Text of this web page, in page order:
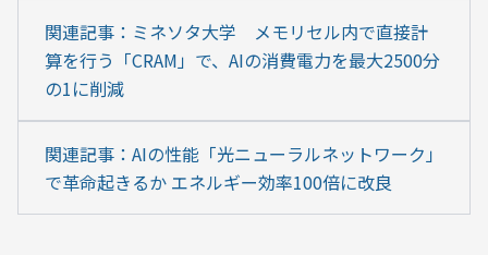
関連記事：ミネソタ大学　メモリセル内で直接計
算を行う「CRAM」で、AIの消費電力を最大2500分
の1に削減
関連記事：AIの性能「光ニューラルネットワーク」
で革命起きるか エネルギー効率100倍に改良